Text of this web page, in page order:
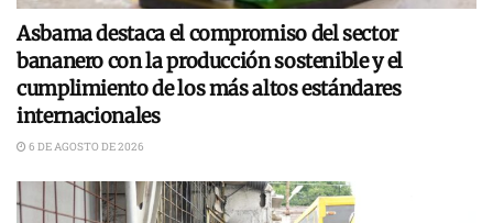
Asbama destaca el compromiso del sector
bananero con la producción sostenible y el
cumplimiento de los más altos estándares
internacionales
6 DE AGOSTO DE 2026